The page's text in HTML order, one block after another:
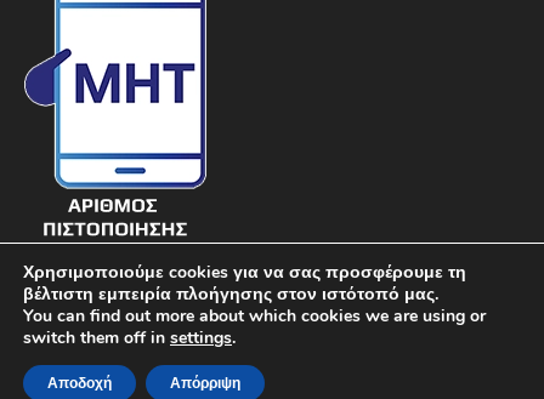
© DIAVIMA.GR - «ΔΙΑΒΗΜΑ» ΕΒΔΟΜΑΔΙΑΙΑ ΠΟΛΙΤΙΚΗ ΣΑΤΙΡΙΚΗ
ΕΦΗΜΕΡΙΔΑ ΣΤΕΡΕΑΣ ΕΛΛΑΔΑΣ
Χρησιμοποιούμε cookies για να σας προσφέρουμε τη
βέλτιστη εμπειρία πλοήγησης στον ιστότοπό μας.
You can find out more about which cookies we are using or
switch them off in settings.
Αποδοχή Απόρριψη